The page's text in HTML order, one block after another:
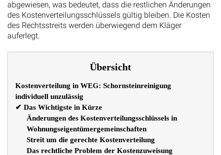
abgewiesen, was bedeutet, dass die restlichen Änderungen
des Kostenverteilungsschlüssels gültig bleiben. Die Kosten
des Rechtsstreits werden überwiegend dem Kläger
auferlegt.
Übersicht
Kostenverteilung in WEG: Schornsteinreinigung
individuell unzulässig
✔ Das Wichtigste in Kürze
Änderungen des Kostenverteilungsschlüssels in
Wohnungseigentümergemeinschaften
Streit um die gerechte Kostenverteilung
Das rechtliche Problem der Kostenzuweisung